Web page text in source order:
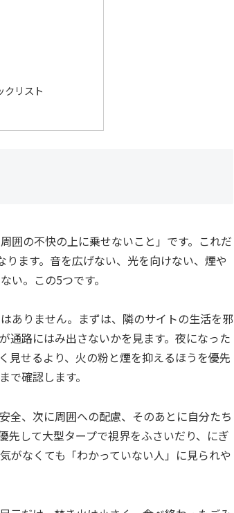
クリスト
囲の不快の上に乗せないこと」です。これだ
ます。音を広げない、光を向けない、煙や
い。この5つです。
ありません。まずは、隣のサイトの生活を邪
通路にはみ出さないかを見ます。夜になった
見せるより、火の粉と煙を抑えるほうを優先
確認します。
全、次に周囲への配慮、そのあとに自分たち
先して大型タープで視界をふさいだり、にぎ
がなくても「わかっていない人」に見られや